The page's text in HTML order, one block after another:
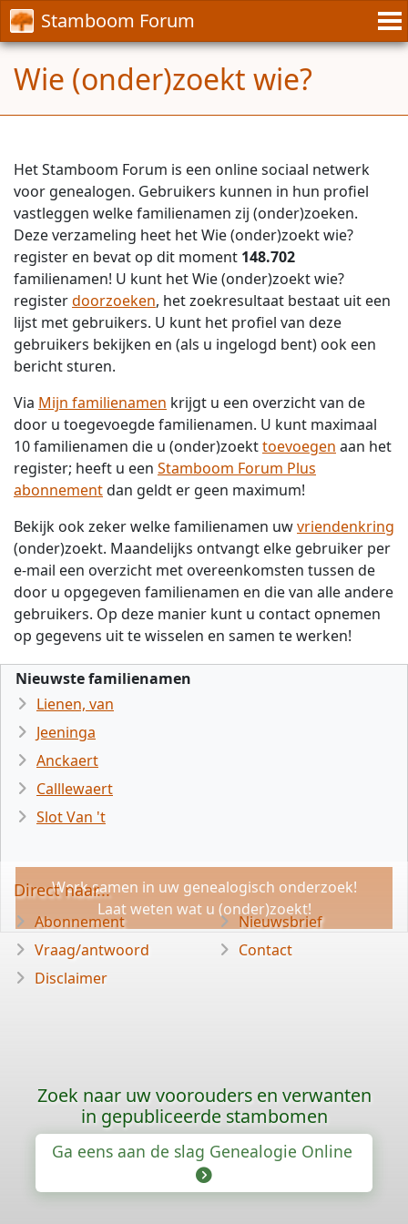
Stamboom Forum
Wie (onder)zoekt wie?
Het Stamboom Forum is een online sociaal netwerk
voor genealogen. Gebruikers kunnen in hun profiel
vastleggen welke familienamen zij (onder)zoeken.
Deze verzameling heet het Wie (onder)zoekt wie?
register en bevat op dit moment 148.702
familienamen! U kunt het Wie (onder)zoekt wie?
registerdoorzoeken, het zoekresultaat bestaat uit een
lijst met gebruikers. U kunt het profiel van deze
gebruikers bekijken en (als u ingelogd bent) ook een
bericht sturen.
Via Mijn familienamen krijgt u een overzicht van de
door u toegevoegde familienamen. U kunt maximaal
10 familienamen die u (onder)zoekttoevoegen aan het
register; heeft u een Stamboom Forum Plus
abonnementdan geldt er geen maximum!
Bekijk ook zeker welke familienamen uwvriendenkring
(onder)zoekt. Maandelijks ontvangt elke gebruiker per
e-mail een overzicht met overeenkomsten tussen de
door u opgegeven familienamen en die van alle andere
gebruikers. Op deze manier kunt u contact opnemen
op gegevens uit te wisselen en samen te werken!
Nieuwste familienamen
Lienen, van
Jeeninga
Anckaert
Calllewaert
Slot Van 't
Werk samen in uw genealogisch onderzoek!
Laat weten wat u (onder)zoekt!
Direct naar...
Abonnement
Vraag/antwoord
Disclaimer
Nieuwsbrief
Contact
Zoek naar uw voorouders en verwanten
in gepubliceerde stambomen
Ga eens aan de slag Genealogie Online